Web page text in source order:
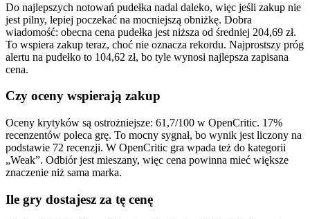
Do najlepszych notowań pudełka nadal daleko, więc jeśli zakup nie
jest pilny, lepiej poczekać na mocniejszą obniżkę. Dobra
wiadomość: obecna cena pudełka jest niższa od średniej 204,69 zł.
To wspiera zakup teraz, choć nie oznacza rekordu. Najprostszy próg
alertu na pudełko to 104,62 zł, bo tyle wynosi najlepsza zapisana
cena.
Czy oceny wspierają zakup
Oceny krytyków są ostrożniejsze: 61,7/100 w OpenCritic. 17%
recenzentów poleca grę. To mocny sygnał, bo wynik jest liczony na
podstawie 72 recenzji. W OpenCritic gra wpada też do kategorii
„Weak”. Odbiór jest mieszany, więc cena powinna mieć większe
znaczenie niż sama marka.
Ile gry dostajesz za tę cenę